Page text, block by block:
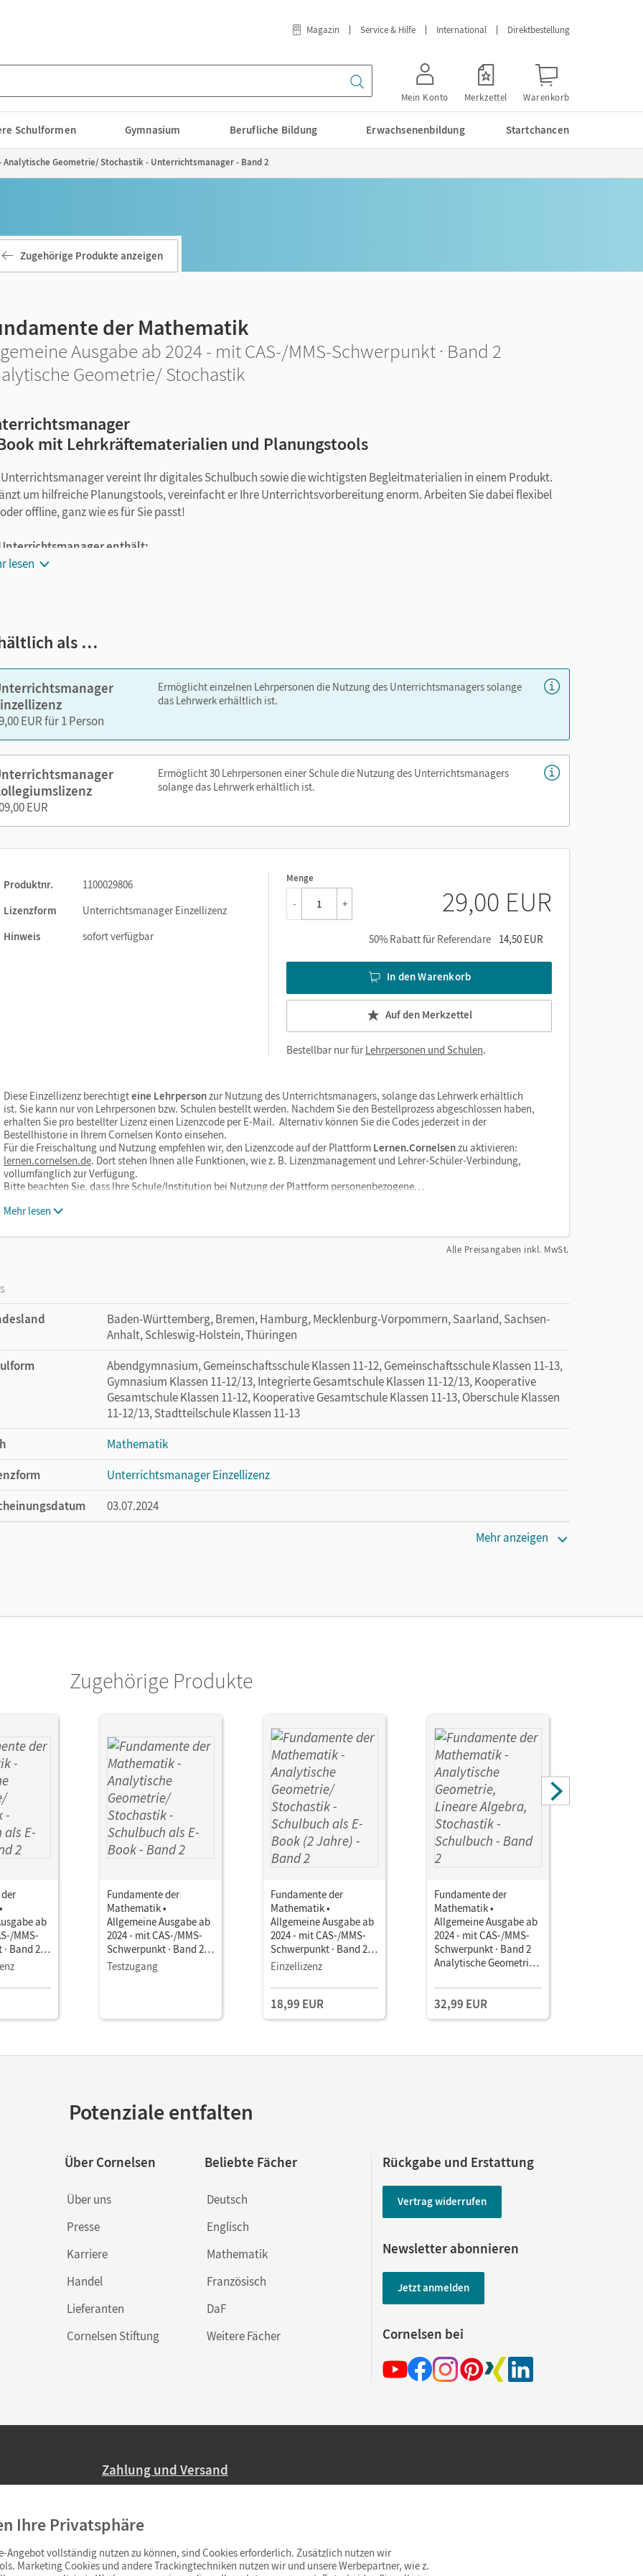
Magazin Service & Hilfe International Direktbestellung
Mein Konto Merkzettel Warenkorb
Schulformen Gymnasium Berufliche Bildung Erwachsenenbildung Startchancen
Geometrie/ Stochastik - Unterrichtsmanager - Band 2
Zugehörige Produkte anzeigen
der Mathematik
Ausgabe ab 2024 - mit CAS-/MMS-Schwerpunkt · Band 2
Geometrie/ Stochastik
mit Lehrkräftematerialien und Planungstools
vereint Ihr digitales Schulbuch sowie die wichtigsten Begleitmaterialien in einem Produkt.
um hilfreiche Planungstools, vereinfacht er Ihre Unterrichtsvorbereitung enorm. Arbeiten Sie dabei flexibel
offline, ganz wie es für Sie passt!
enthält:
Tägliche Übungen (Word und PDF)
GeoGebra-Applets
CAS-/MMS-Vorlagen
Sie den Unterrichtsmanager auf lernen.cornelsen.de oder über die Cornelsen Lernen App.
lesen
als …
EUR für 1 Person
Ermöglicht einzelnen Lehrpersonen die Nutzung des Unterrichtsmanagers solange
das Lehrwerk erhältlich ist.
EUR
Ermöglicht 30 Lehrpersonen einer Schule die Nutzung des Unterrichtsmanagers
solange das Lehrwerk erhältlich ist.
Produktnr.
1100029806
Lizenzform
Unterrichtsmanager Einzellizenz
Hinweis
sofort verfügbar
Menge
1
- + 29,00 EUR
50% Rabatt für Referendare 14,50 EUR
In den Warenkorb
Auf den Merkzettel
Bestellbar nur fürLehrpersonen und Schulen.
Diese Einzellizenz berechtigteine Lehrpersonzur Nutzung des Unterrichtsmanagers, solange das Lehrwerk erhältlich
ist. Sie kann nur von Lehrpersonen bzw. Schulen bestellt werden. Nachdem Sie den Bestellprozess abgeschlossen haben,
erhalten Sie pro bestellter Lizenz einen Lizenzcode per E-Mail. Alternativ können Sie die Codes jederzeit in der
Bestellhistorie in Ihrem Cornelsen Konto einsehen.
Für die Freischaltung und Nutzung empfehlen wir, den Lizenzcode auf der Plattform Lernen.Cornelsenzu aktivieren:
lernen.cornelsen.de. Dort stehen Ihnen alle Funktionen, wie z. B. Lizenzmanagement und Lehrer-Schüler-Verbindung,
vollumfänglich zur Verfügung.
Bitte beachten Sie, dass Ihre Schule/Institution bei Nutzung der Plattform personenbezogene…
Mehr lesen
Alle Preisangaben inkl. MwSt.
Baden-Württemberg, Bremen, Hamburg, Mecklenburg-Vorpommern, Saarland, Sachsen-
Anhalt, Schleswig-Holstein, Thüringen
Abendgymnasium, Gemeinschaftsschule Klassen 11-12, Gemeinschaftsschule Klassen 11-13,
Gymnasium Klassen 11-12/13, Integrierte Gesamtschule Klassen 11-12/13, Kooperative
Gesamtschule Klassen 11-12, Kooperative Gesamtschule Klassen 11-13, Oberschule Klassen
11-12/13, Stadtteilschule Klassen 11-13
Mathematik
Unterrichtsmanager Einzellizenz
03.07.2024
Ermöglicht einzelnen Lehrpersonen die Nutzung des Unterrichtsmanagers solange das
Mehr anzeigen
Zugehörige Produkte
ab
MMS-
Band 2
Medien
Fundamente der
Mathematik •
Allgemeine Ausgabe ab
2024 - mit CAS-/MMS-
Schwerpunkt · Band 2
Analytische Geometrie/
Stochastik • Schulbuch
Testzugang
Fundamente der
Mathematik •
Allgemeine Ausgabe ab
2024 - mit CAS-/MMS-
Schwerpunkt · Band 2
Analytische Geometrie/
als E-Book (2 Jahre) Mit
Medien
Einzellizenz
18,99 EUR
Fundamente der
Mathematik •
Allgemeine Ausgabe ab
2024 - mit CAS-/MMS-
Schwerpunkt · Band 2
Analytische Geometrie,
Stochastik • Schulbuch
32,99 EUR
Potenziale entfalten
Über Cornelsen
Über uns
Presse
Karriere
Handel
Lieferanten
Cornelsen Stiftung
Beliebte Fächer
Deutsch
Englisch
Mathematik
Französisch
DaF
Weitere Fächer
Rückgabe und Erstattung
Vertrag widerrufen
Newsletter abonnieren
Jetzt anmelden
Cornelsen bei
Zahlung und Versand
Ab 59,– EUR Bestellwert liefern wir versandkostenfrei innerhalb Deutschlands
(Lieferung in 3–6 Tagen).
Ihre Privatsphäre
Angebot vollständig nutzen zu können, sind Cookies erforderlich. Zusätzlich nutzen wir
Marketing Cookies und andere Trackingtechniken nutzen wir und unsere Werbepartner, wie z.